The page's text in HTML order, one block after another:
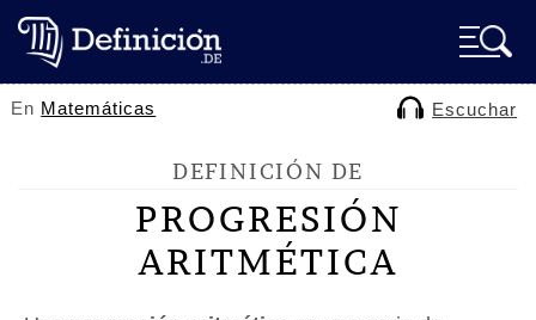
En Matemáticas Escuchar
DEFINICIÓN DE
PROGRESIÓN
ARITMÉTICA